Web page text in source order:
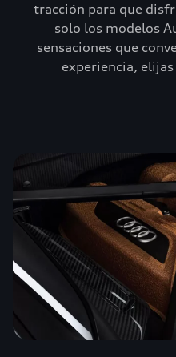
tracción para que
solo los modelos
sensaciones que
experiencia,